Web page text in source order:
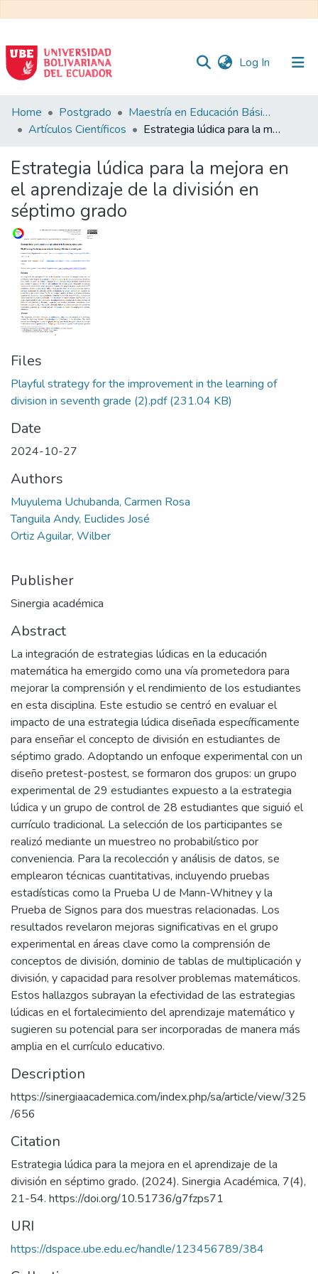
Log In (current)
Communities
&
All of DSpace
Statistics
Home Postgrado
Maestría en Educación Básica
Artículos Científicos
Estrategia lúdica para la mejora en el aprendizaje de la división en séptimo grado
Estrategia lúdica para la mejora en
el aprendizaje de la división en
séptimo grado
Files
Playful strategy for the improvement in the learning of
division in seventh grade (2).pdf(231.04 KB)
Date
2024-10-27
Authors
Muyulema Uchubanda, Carmen Rosa
Tanguila Andy, Euclides José
Ortiz Aguilar, Wilber
Publisher
Sinergia académica
Abstract
La integración de estrategias lúdicas en la educación
matemática ha emergido como una vía prometedora para
mejorar la comprensión y el rendimiento de los estudiantes
en esta disciplina. Este estudio se centró en evaluar el
impacto de una estrategia lúdica diseñada específicamente
para enseñar el concepto de división en estudiantes de
séptimo grado. Adoptando un enfoque experimental con un
diseño pretest-postest, se formaron dos grupos: un grupo
experimental de 29 estudiantes expuesto a la estrategia
lúdica y un grupo de control de 28 estudiantes que siguió el
currículo tradicional. La selección de los participantes se
realizó mediante un muestreo no probabilístico por
conveniencia. Para la recolección y análisis de datos, se
emplearon técnicas cuantitativas, incluyendo pruebas
estadísticas como la Prueba U de Mann-Whitney y la
Prueba de Signos para dos muestras relacionadas. Los
resultados revelaron mejoras significativas en el grupo
experimental en áreas clave como la comprensión de
conceptos de división, dominio de tablas de multiplicación y
división, y capacidad para resolver problemas matemáticos.
Estos hallazgos subrayan la efectividad de las estrategias
lúdicas en el fortalecimiento del aprendizaje matemático y
sugieren su potencial para ser incorporadas de manera más
amplia en el currículo educativo.
Description
https://sinergiaacademica.com/index.php/sa/article/view/325
/656
Citation
Estrategia lúdica para la mejora en el aprendizaje de la
división en séptimo grado. (2024). Sinergia Académica, 7(4),
21-54. https://doi.org/10.51736/g7fzps71
URI
https://dspace.ube.edu.ec/handle/123456789/384